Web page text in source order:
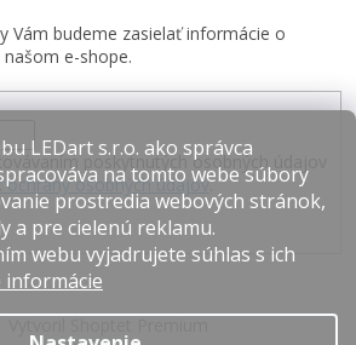
LEDart s.r.o. ako správca
na tomto webe súbory
prostredia webových stránok,
a pre cielenú reklamu.
webu vyjadrujete súhlas s ich
informácie
Vám budeme zasielať informácie o
e-shope.
poskytnutých osobných údajov
ochrany osobných údajov.